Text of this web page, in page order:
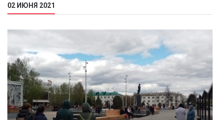
02 ИЮНЯ 2021